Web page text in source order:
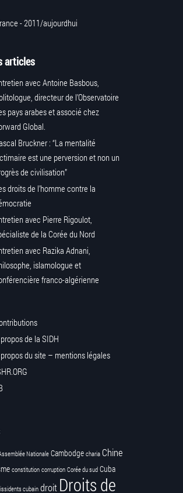
- 2011/aujourdhui
articles
avec Antoine Basbous,
directeur de l’Observatoire
pays arabes et associé chez
Global.
Bruckner : “La mentalité
est une perversion et non un
de civilisation”
droits de l’homme contre la
avec Pierre Rigoulot,
de la Corée du Nord
avec Razika Adnani,
islamologue et
franco-algérienne
de la SIDH
du site – mentions légales
Nationale Cambodge charia Chine
constitution corruption Corée du sud Cuba
cubain droit Droits de